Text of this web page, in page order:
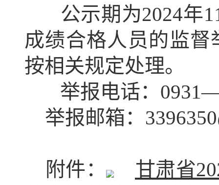
公示期为2024年11
成绩合格人员的监
按相关规定处理。
举报电话：
举报邮箱：
附件：
甘肃省